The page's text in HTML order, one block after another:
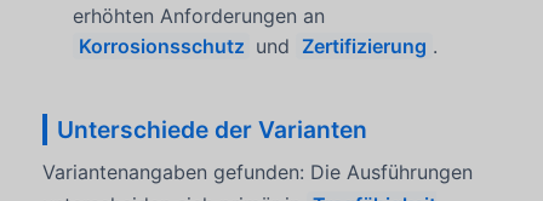
erhöhten Anforderungen an
Korrosionsschutz und Zertifizierung .
Unterschiede der Varianten
Variantenangaben gefunden: Die Ausführungen